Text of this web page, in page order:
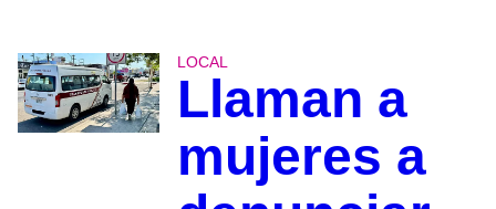
LOCAL
Llaman a
mujeres a